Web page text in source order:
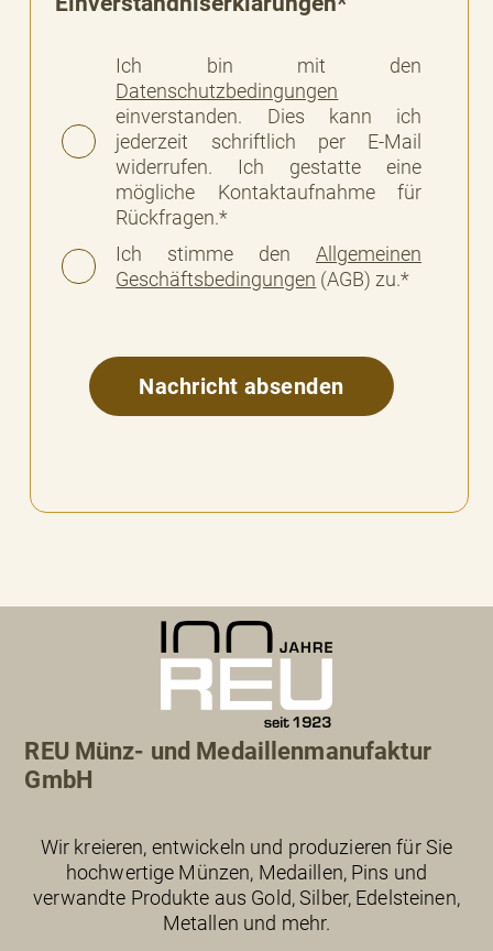
Ich bin mit den
Datenschutzbedingungen
einverstanden. Dies kann ich
jederzeit schriftlich per E-Mail
widerrufen. Ich gestatte eine
mögliche Kontaktaufnahme für
Rückfragen.*
Ich stimme den Allgemeinen
Geschäftsbedingungen (AGB) zu.*
REU Münz- und Medaillenmanufaktur
GmbH
Wir kreieren, entwickeln und produzieren für Sie
hochwertige Münzen, Medaillen, Pins und
verwandte Produkte aus Gold, Silber, Edelsteinen,
Metallen und mehr.